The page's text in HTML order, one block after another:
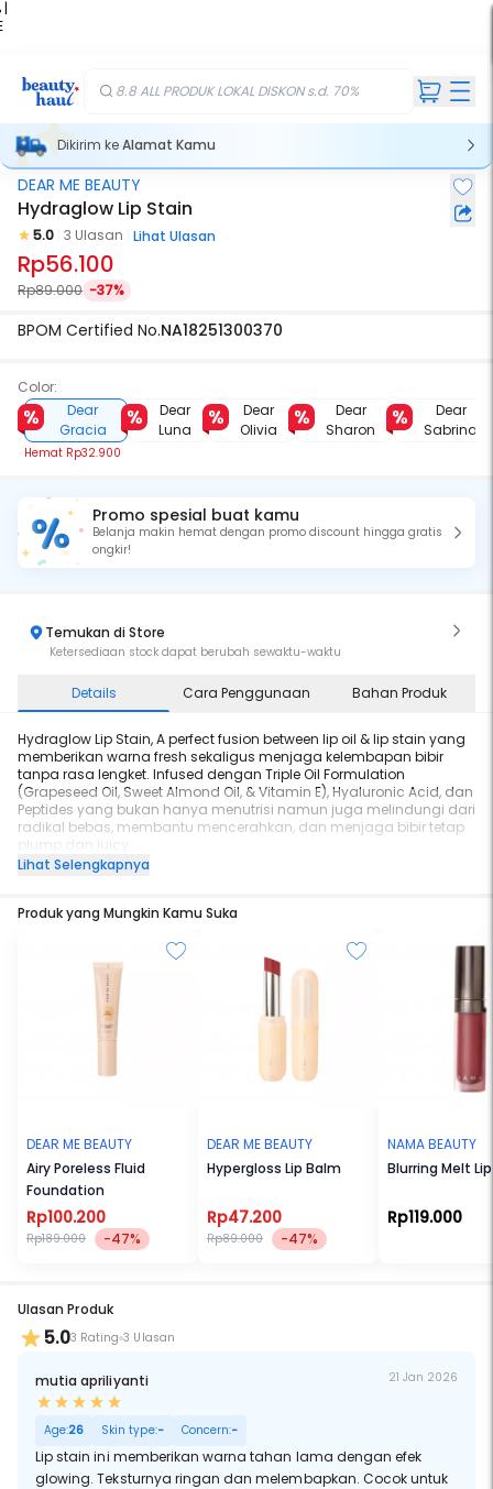
|
8.8 ALL PRODUK LOKAL DISKON s.d. 70%
Dikirim keAlamat Kamu
DEAR ME BEAUTY
Hydraglow Lip Stain
5.0 3 Ulasan Lihat Ulasan
Rp56.100
Rp89.000 -37%
BPOM Certified No.NA18251300370
Color:
Dear
Gracia
Hemat Rp32.900
Dear
Luna
Dear
Olivia
Dear
Sharon
Dear
Sabrina
Promo spesial buat kamu
Belanja makin hemat dengan promo discount hingga gratis
ongkir!
Temukan di Store
Ketersediaan stock dapat berubah sewaktu-waktu
Details Cara Penggunaan Bahan Produk
Hydraglow Lip Stain, A perfect fusion between lip oil & lip stain yang
memberikan warna fresh sekaligus menjaga kelembapan bibir
tanpa rasa lengket. Infused dengan Triple Oil Formulation
(Grapeseed Oil, Sweet Almond Oil, & Vitamin E), Hyaluronic Acid, dan
Peptides yang bukan hanya menutrisi namun juga melindungi dari
radikal bebas, membantu mencerahkan, dan menjaga bibir tetap
plump dan juicy.
harimu lebih semangat!
Lihat Selengkapnya
Produk yang Mungkin Kamu Suka
DEAR ME BEAUTY
Airy Poreless Fluid
Foundation
Rp100.200
Rp189.000 -47%
DEAR ME BEAUTY
Hypergloss Lip Balm
Rp47.200
Rp89.000 -47%
NAMA BEAUTY
Blurring Melt
Rp119.000
Ulasan Produk
5.03 Rating 3 Ulasan
mutia apriliyanti 21 Jan 2026
Age:26 Skin type:- Concern:-
Lip stain ini memberikan warna tahan lama dengan efek
glowing. Teksturnya ringan dan melembapkan. Cocok untuk